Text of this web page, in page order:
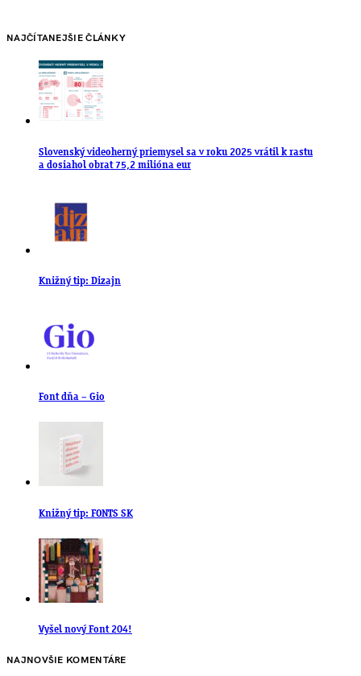
NAJČÍTANEJŠIE ČLÁNKY
Slovenský videoherný priemysel sa v roku 2025 vrátil k rastu
a dosiahol obrat 75,2 milióna eur
Knižný tip: Dizajn
Font dňa – Gio
Knižný tip: FONTS SK
Vyšel nový Font 204!
NAJNOVŠIE KOMENTÁRE